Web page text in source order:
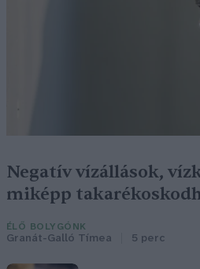
Negatív vízállások,
miképp
ÉLŐ BOLYGÓNK
Granát-Galló Tímea 5 perc